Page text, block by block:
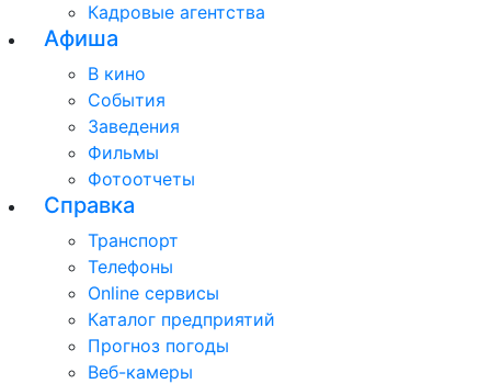
Кадровые агентства
Афиша
В кино
События
Заведения
Фильмы
Фотоотчеты
Справка
Транспорт
Телефоны
Online сервисы
Каталог предприятий
Прогноз погоды
Веб-камеры